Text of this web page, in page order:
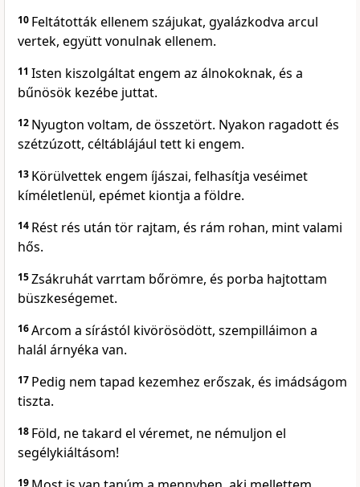
10 Feltátották ellenem szájukat, gyalázkodva arcul
vertek, együtt vonulnak ellenem.
11 Isten kiszolgáltat engem az álnokoknak, és a
bűnösök kezébe juttat.
12 Nyugton voltam, de összetört. Nyakon ragadott és
szétzúzott, céltáblájául tett ki engem.
13 Körülvettek engem íjászai, felhasítja veséimet
kíméletlenül, epémet kiontja a földre.
14 Rést rés után tör rajtam, és rám rohan, mint valami
hős.
15Zsákruhát varrtam bőrömre, és porba hajtottam
büszkeségemet.
16Arcom a sírástól kivörösödött, szempilláimon a
halál árnyéka van.
17 Pedig nem tapad kezemhez erőszak, és imádságom
tiszta.
18 Föld, ne takard el véremet, ne némuljon el
segélykiáltásom!
19